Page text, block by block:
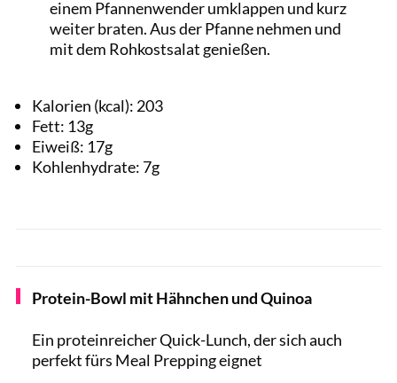
einem Pfannenwender umklappen und kurz
weiter braten. Aus der Pfanne nehmen und
mit dem Rohkostsalat genießen.
Kalorien (kcal): 203
Fett: 13g
Eiweiß: 17g
Kohlenhydrate: 7g
Protein-Bowl mit Hähnchen und Quinoa
Ein proteinreicher Quick-Lunch, der sich auch
perfekt fürs Meal Prepping eignet